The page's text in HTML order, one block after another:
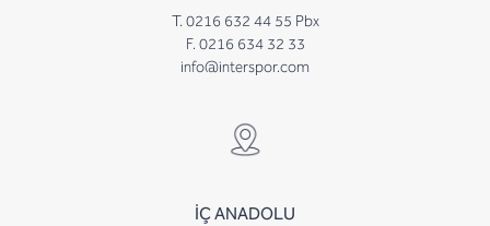
T. 0216 632 44 55 Pbx
F. 0216 634 32 33
info@interspor.com
İÇ ANADOLU